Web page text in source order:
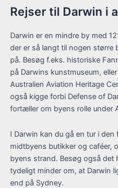
Rejser til Darwin i
Darwin er en mindre by med
der er så langt til nogen større
på. Besøg f.eks. historiske
på Darwins kunstmuseum,
Australien Aviation Heritage
også kigge forbi Defense of
fortæller om byens rolle under
I Darwin kan du gå en tur i
midtbyens butikker og caféer,
byens strand. Besøg også det
tydeligt minder om, at Darwin
end på Sydney.